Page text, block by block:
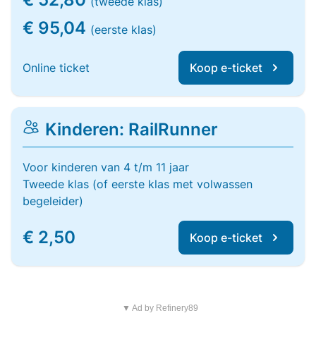
€ 95,04 (eerste klas)
Online ticket Koop e-ticket
Kinderen: RailRunner
Voor kinderen van 4 t/m 11 jaar
Tweede klas (of eerste klas met volwassen
begeleider)
€ 2,50 Koop e-ticket
▼ Ad by Refinery89